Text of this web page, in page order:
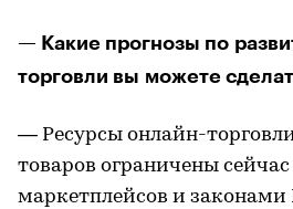
— Какие прогнозы по
торговли вы можете
— Ресурсы онлайн-
товаров ограничены
маркетплейсов и законами